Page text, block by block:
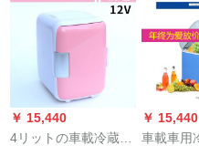
￥ 15,440
4リットの車載冷蔵庫
￥ 15,440
車載車用